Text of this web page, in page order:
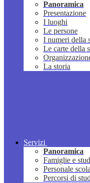
Panoramica
Presentazione
I luoghi
Le persone
I numeri della
Le carte della
La storia
Servizi
Panoramica
Famiglie e
Personale
Percorsi di